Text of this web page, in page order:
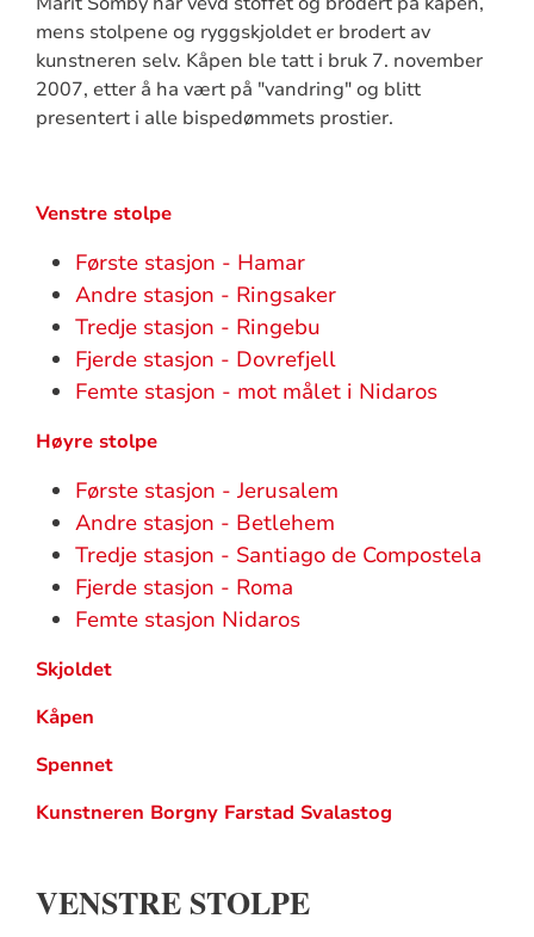
mens stolpene og ryggskjoldet er brodert av
kunstneren selv. Kåpen ble tatt i bruk 7. november
2007, etter å ha vært på "vandring" og blitt
presentert i alle bispedømmets prostier.
Venstre stolpe
Første stasjon - Hamar
Andre stasjon - Ringsaker
Tredje stasjon - Ringebu
Fjerde stasjon - Dovrefjell
Femte stasjon - mot målet i Nidaros
Høyre stolpe
Første stasjon - Jerusalem
Andre stasjon - Betlehem
Tredje stasjon - Santiago de Compostela
Fjerde stasjon - Roma
Femte stasjon Nidaros
Skjoldet
Kåpen
Spennet
Kunstneren Borgny Farstad Svalastog
VENSTRE STOLPE